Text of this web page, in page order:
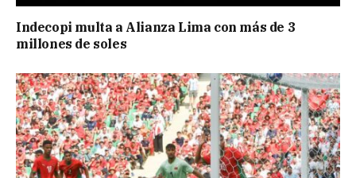
Indecopi multa a Alianza Lima con más de 3
millones de soles